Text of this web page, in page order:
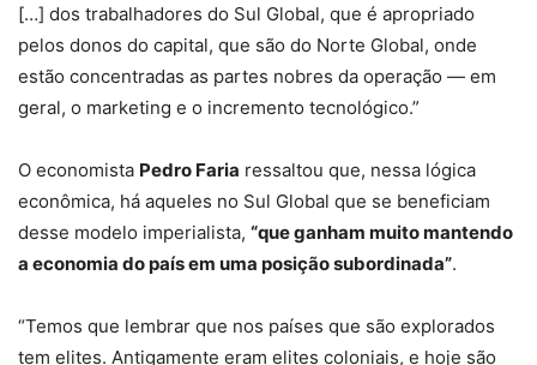
[…] dos trabalhadores do Sul Global, que é apropriado
pelos donos do capital, que são do Norte Global, onde
estão concentradas as partes nobres da operação — em
geral, o marketing e o incremento tecnológico.”
O economista Pedro Faria ressaltou que, nessa lógica
econômica, há aqueles no Sul Global que se beneficiam
desse modelo imperialista, “que ganham muito mantendo
a economia do país em uma posição subordinada”.
“Temos que lembrar que nos países que são explorados
tem elites. Antigamente eram elites coloniais, e hoje são